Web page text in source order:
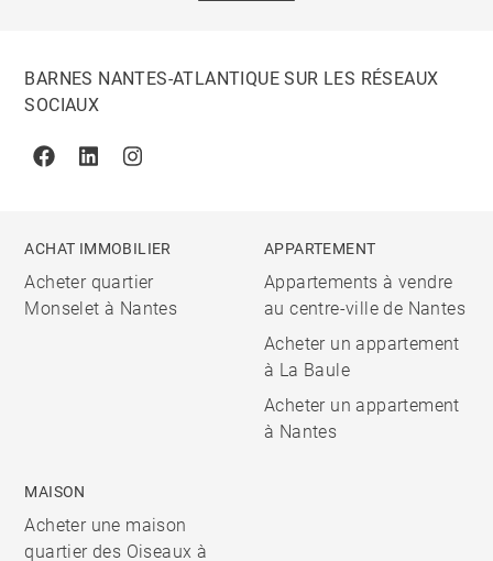
BARNES NANTES-ATLANTIQUE SUR LES RÉSEAUX
SOCIAUX
FacebookLinkedinInstagram
ACHAT IMMOBILIER
Acheter quartier
Monselet à Nantes
APPARTEMENT
Appartements à vendre
au centre-ville de Nantes
Acheter un appartement
à La Baule
Acheter un appartement
à Nantes
MAISON
Acheter une maison
quartier des Oiseaux à